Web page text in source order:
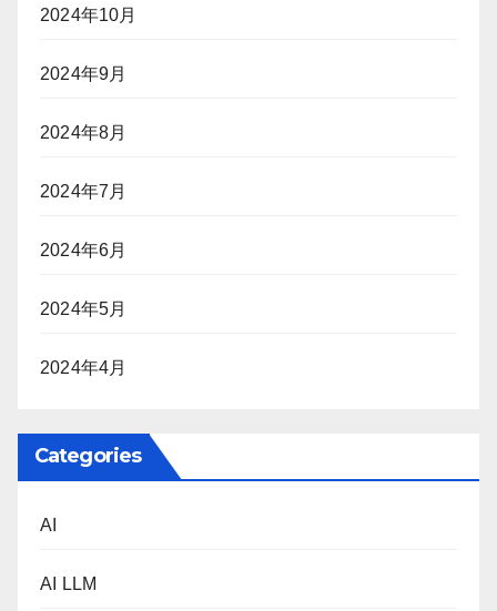
2024年10月
2024年9月
2024年8月
2024年7月
2024年6月
2024年5月
2024年4月
Categories
AI
AI LLM